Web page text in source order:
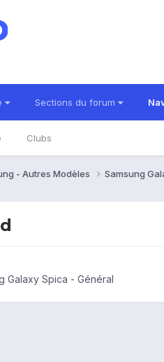
Sections du forum
Clubs
- Autres Modèles Samsung
Galaxy Spica - Général